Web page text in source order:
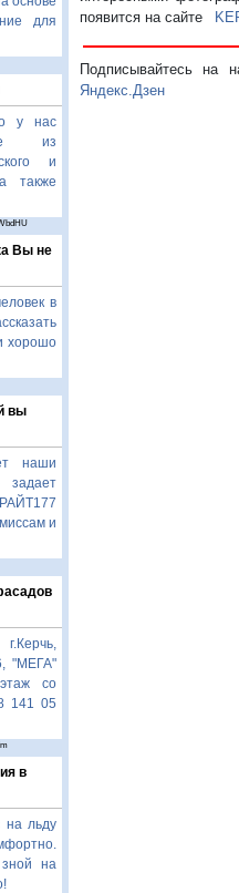
для
у нас
из
и
также
Вы не
в
хорошо
вы
наши
задает
и
"МЕГА"
со
141 05
в
на льду
на
появится на сайте
Подписывайтесь на
Яндекс.Дзен